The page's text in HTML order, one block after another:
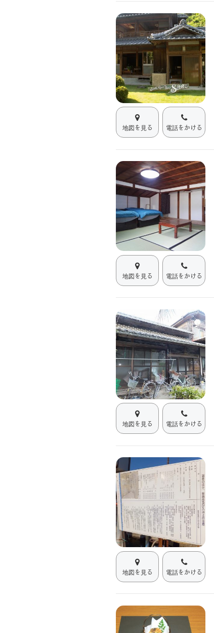
地図を見る 電話をかける
地図を見る 電話をかける
地図を見る 電話をかける
地図を見る 電話をかける